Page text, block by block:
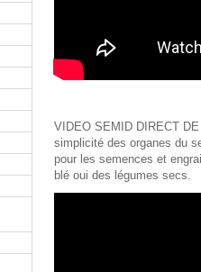
VIDEO SEMID DIRECT
simplicité des organes du
pour les semences et
blé oui des légumes secs.